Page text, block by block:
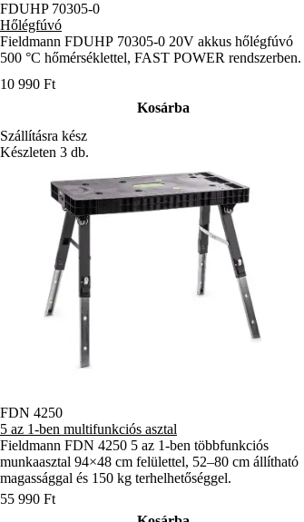
FDUHP 70305-0
Hőlégfúvó
Fieldmann FDUHP 70305-0 20V akkus hőlégfúvó
500 °C hőmérséklettel, FAST POWER rendszerben.
10 990 Ft
Kosárba
Szállításra kész
Készleten 3 db.
FDN 4250
5 az 1-ben multifunkciós asztal
Fieldmann FDN 4250 5 az 1-ben többfunkciós
munkaasztal 94×48 cm felülettel, 52–80 cm állítható
magassággal és 150 kg terhelhetőséggel.
55 990 Ft